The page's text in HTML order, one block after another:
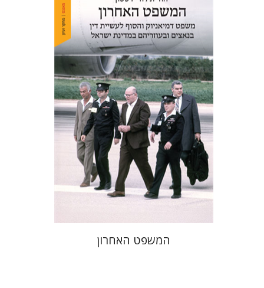
יהודית דורי דסטון
הנחת אתר ספר מודפס
$46
$41
המשפט האחרון